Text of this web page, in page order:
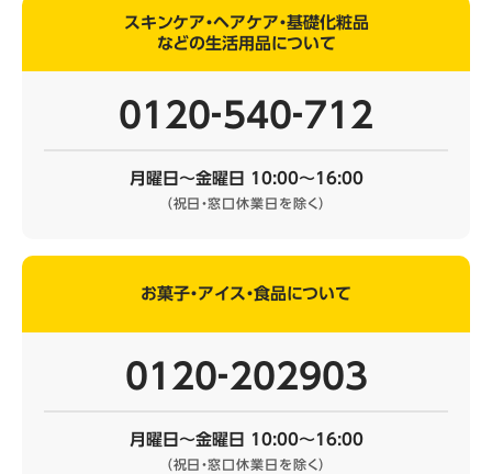
スキンケア・ヘアケア・基礎化粧品
などの生活用品について
0120‐540‐712
月曜日～金曜日 10:00～16:00
（祝日・窓口休業日を除く）
お菓子・アイス・食品について
0120‐202903
月曜日～金曜日 10:00～16:00
（祝日・窓口休業日を除く）